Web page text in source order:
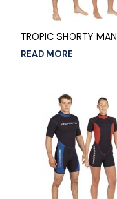
TROPIC SHORTY MAN
READ MORE